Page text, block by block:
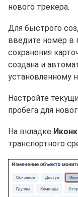
нового трекера.
Для быстрого
введите номер в
сохранения
создана и
установленному
Настройте
пробега для
На вкладке
транспортного